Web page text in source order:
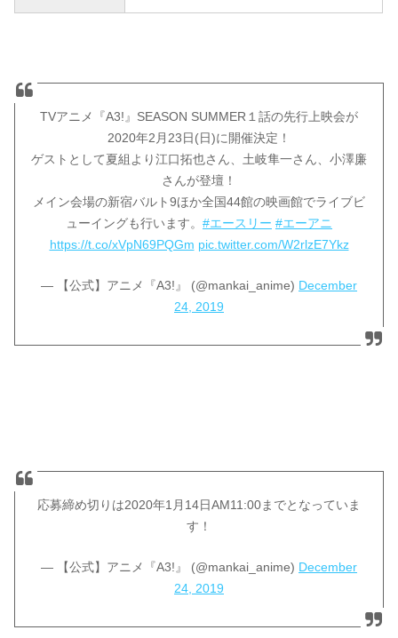
TVアニメ『A3!』SEASON SUMMER１話の先行上映会が
2020年2月23日(日)に開催決定！
ゲストとして夏組より江口拓也さん、土岐隼一さん、小澤廉
さんが登壇！
メイン会場の新宿バルト9ほか全国44館の映画館でライブビ
ューイングも行います。 #エースリー #エーアニ
https://t.co/xVpN69PQGm pic.twitter.com/W2rlzE7Ykz
— 【公式】アニメ『A3!』 (@mankai_anime) December
24, 2019
応募締め切りは2020年1月14日AM11:00までとなっていま
す！
— 【公式】アニメ『A3!』 (@mankai_anime) December
24, 2019